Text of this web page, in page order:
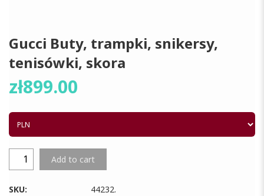
Gucci Buty, trampki, snikersy,
tenisówki, skora
zł899.00
Add to cart
SKU: 44232.